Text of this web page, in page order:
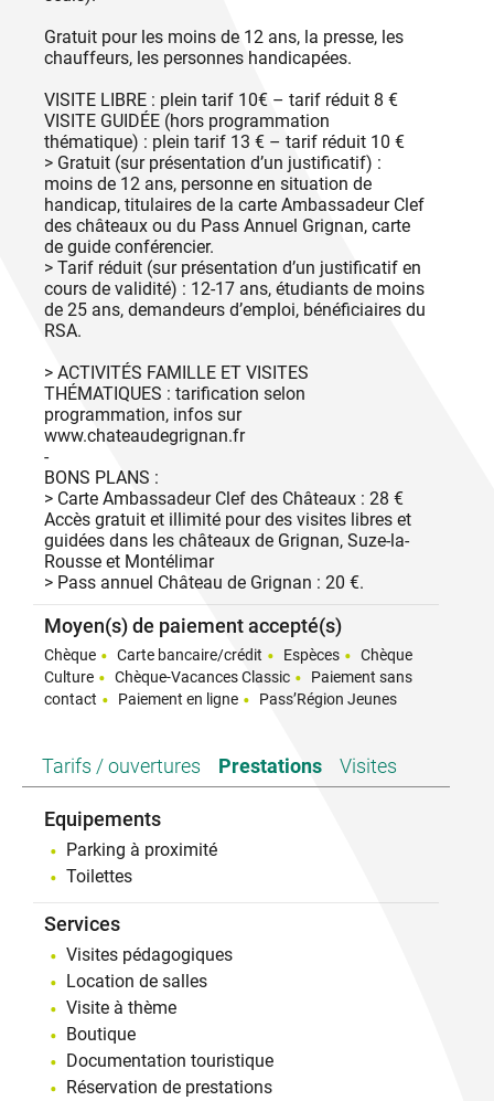
Gratuit pour les moins de 12 ans, la presse, les
chauffeurs, les personnes handicapées.
VISITE LIBRE : plein tarif 10€ – tarif réduit 8 €
VISITE GUIDÉE (hors programmation
thématique) : plein tarif 13 € – tarif réduit 10 €
> Gratuit (sur présentation d’un justificatif) :
moins de 12 ans, personne en situation de
handicap, titulaires de la carte Ambassadeur Clef
des châteaux ou du Pass Annuel Grignan, carte
de guide conférencier.
> Tarif réduit (sur présentation d’un justificatif en
cours de validité) : 12-17 ans, étudiants de moins
de 25 ans, demandeurs d’emploi, bénéficiaires du
RSA.
> ACTIVITÉS FAMILLE ET VISITES
THÉMATIQUES : tarification selon
programmation, infos sur
www.chateaudegrignan.fr
-
BONS PLANS :
> Carte Ambassadeur Clef des Châteaux : 28 €
Accès gratuit et illimité pour des visites libres et
guidées dans les châteaux de Grignan, Suze-la-
Rousse et Montélimar
> Pass annuel Château de Grignan : 20 €.
Moyen(s) de paiement accepté(s)
Chèque Carte bancaire/crédit Espèces
Chèque
Culture
Chèque-Vacances Classic
Paiement sans
contact
Paiement en ligne Pass’Région Jeunes
Tarifs / ouvertures Prestations Visites
Equipements
Parking à proximité
Toilettes
Services
Visites pédagogiques
Location de salles
Visite à thème
Boutique
Documentation touristique
Réservation de prestations